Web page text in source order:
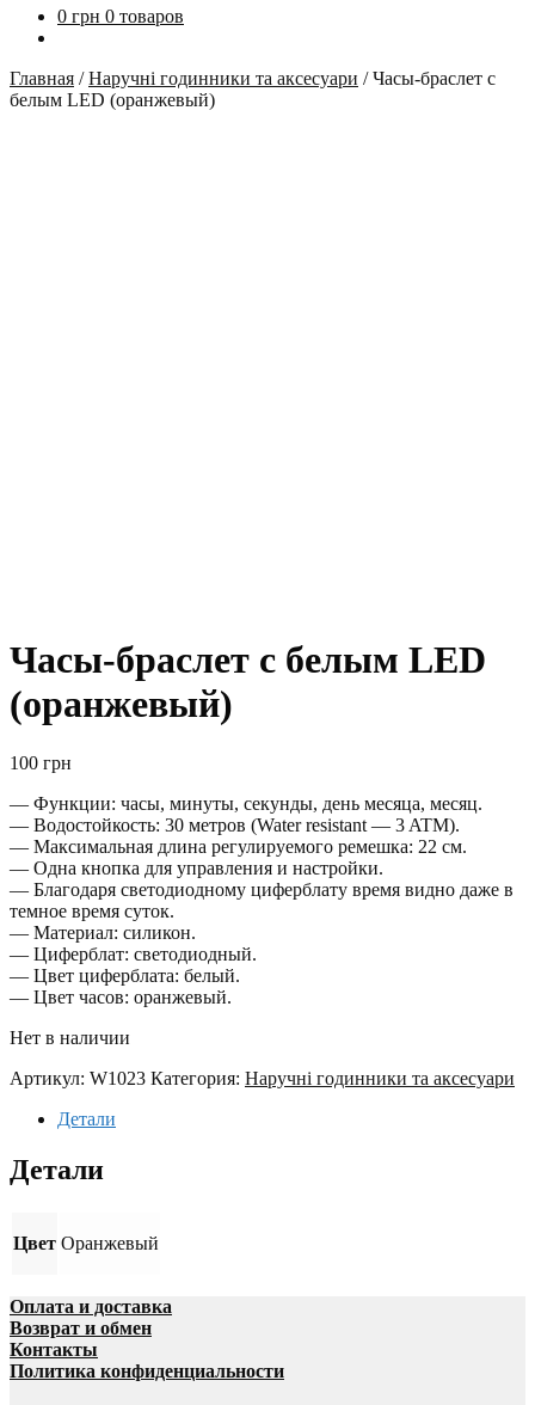
0 грн 0 товаров
Главная /Наручні годинники та аксесуари /Часы-браслет с
белым LED (оранжевый)
Часы-браслет с белым LED
(оранжевый)
100 грн
— Функции: часы, минуты, секунды, день месяца, месяц.
— Водостойкость: 30 метров (Water resistant — 3 ATM).
— Максимальная длина регулируемого ремешка: 22 см.
— Одна кнопка для управления и настройки.
— Благодаря светодиодному циферблату время видно даже в
темное время суток.
— Материал: силикон.
— Циферблат: светодиодный.
— Цвет циферблата: белый.
— Цвет часов: оранжевый.
Нет в наличии
Артикул: W1023 Категория: Наручні годинники та аксесуари
Детали
Детали
Цвет Оранжевый
Оплата и доставка
Возврат и обмен
Контакты
Политика конфиденциальности